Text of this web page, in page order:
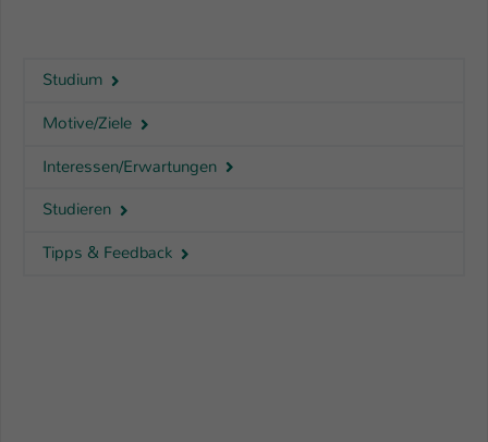
Studium
Motive/Ziele
Interessen/Erwartungen
Studieren
Tipps & Feedback